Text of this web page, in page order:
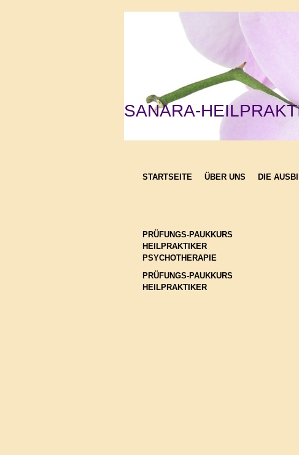
SANARA-
heißt
STARTSEITE ÜBER UNS DIE
PRÜFUNGS-PAUKKURS
HEILPRAKTIKER
PSYCHOTHERAPIE
PRÜFUNGS-PAUKKURS
HEILPRAKTIKER